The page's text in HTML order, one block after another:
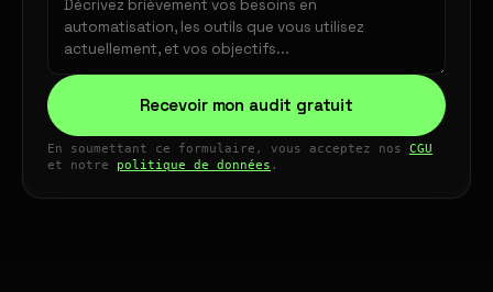
Recevoir mon audit gratuit
En soumettant ce formulaire, vous acceptez nos CGU
et notre politique de données .